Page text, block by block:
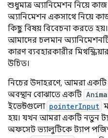
শুধুমাত্র অ্যানিমেশন নিয়ে
অ্যানিমেশন একসাথে নিয়ে
কিছু বিষয় বিবেচনা করতে
আমাদের চলমান
কারণ ব্যবহারকারীর
উচিত।
নিচের উদাহরণে, আমরা
অবস্থান বোঝাতে একটি
ইভেন্টগুলো pointerInput
হয়। যখন আমরা একটি নতুন
অফসেট ভ্যালুটিকে ট্যাপ